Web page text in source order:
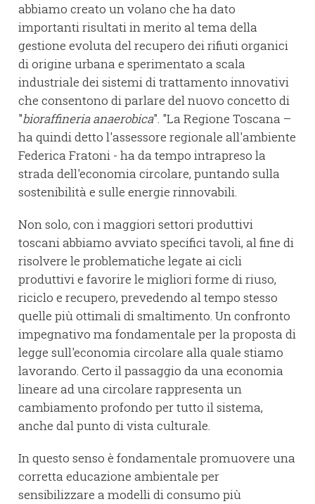
abbiamo creato un volano che ha dato
importanti risultati in merito al tema della
gestione evoluta del recupero dei rifiuti organici
di origine urbana e sperimentato a scala
industriale dei sistemi di trattamento innovativi
che consentono di parlare del nuovo concetto di
"bioraffineria anaerobica". "La Regione Toscana –
ha quindi detto l'assessore regionale all'ambiente
Federica Fratoni - ha da tempo intrapreso la
strada dell'economia circolare, puntando sulla
sostenibilità e sulle energie rinnovabili.
Non solo, con i maggiori settori produttivi
toscani abbiamo avviato specifici tavoli, al fine di
risolvere le problematiche legate ai cicli
produttivi e favorire le migliori forme di riuso,
riciclo e recupero, prevedendo al tempo stesso
quelle più ottimali di smaltimento. Un confronto
impegnativo ma fondamentale per la proposta di
legge sull'economia circolare alla quale stiamo
lavorando. Certo il passaggio da una economia
lineare ad una circolare rappresenta un
cambiamento profondo per tutto il sistema,
anche dal punto di vista culturale.
In questo senso è fondamentale promuovere una
corretta educazione ambientale per
sensibilizzare a modelli di consumo più